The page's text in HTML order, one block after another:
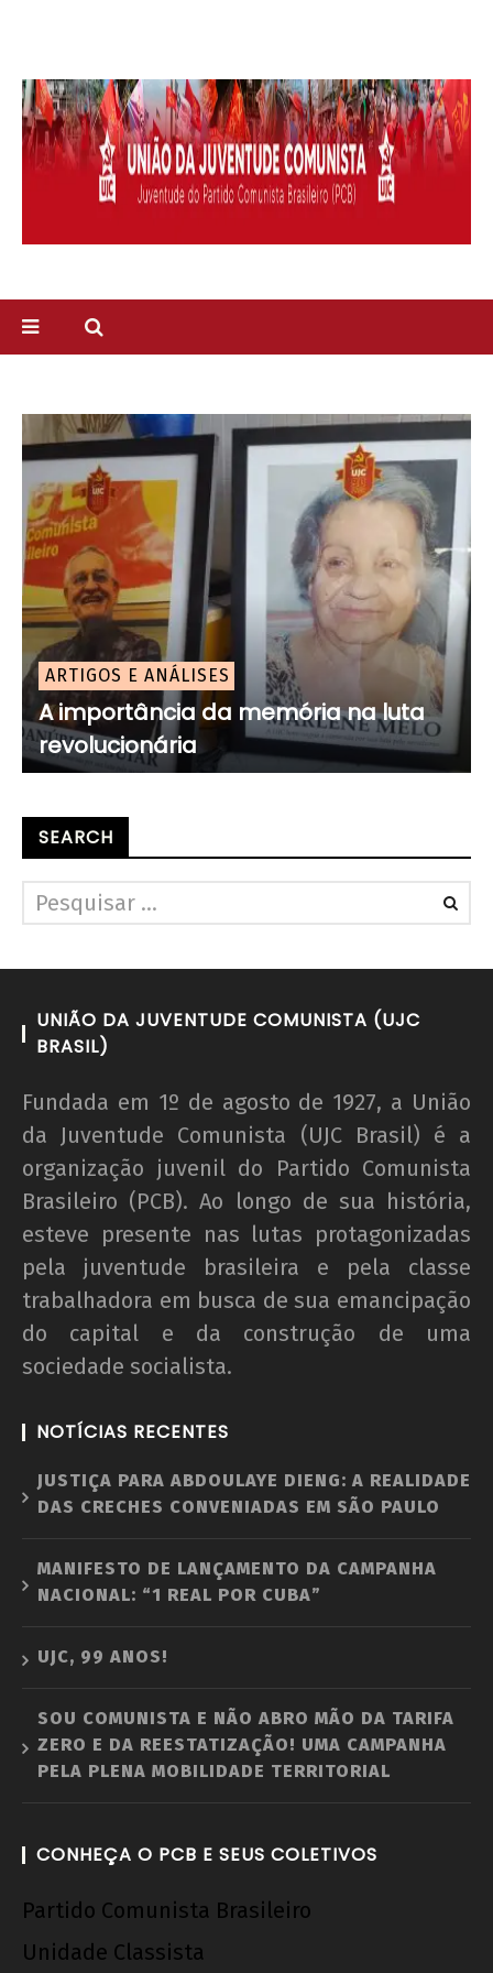
ARTIGOS E ANÁLISES
A importância da memória na luta
revolucionária
SEARCH
UNIÃO DA JUVENTUDE COMUNISTA (UJC
BRASIL)
Fundada em 1º de agosto de 1927, a União
da Juventude Comunista (UJC Brasil) é a
organização juvenil do Partido Comunista
Brasileiro (PCB). Ao longo de sua história,
esteve presente nas lutas protagonizadas
pela juventude brasileira e pela classe
trabalhadora em busca de sua emancipação
do capital e da construção de uma
sociedade socialista.
NOTÍCIAS RECENTES
JUSTIÇA PARA ABDOULAYE DIENG: A REALIDADE
DAS CRECHES CONVENIADAS EM SÃO PAULO
MANIFESTO DE LANÇAMENTO DA CAMPANHA
NACIONAL: “1 REAL POR CUBA”
UJC, 99 ANOS!
SOU COMUNISTA E NÃO ABRO MÃO DA TARIFA
ZERO E DA REESTATIZAÇÃO! UMA CAMPANHA
PELA PLENA MOBILIDADE TERRITORIAL
CONHEÇA O PCB E SEUS COLETIVOS
Partido Comunista Brasileiro
Unidade Classista